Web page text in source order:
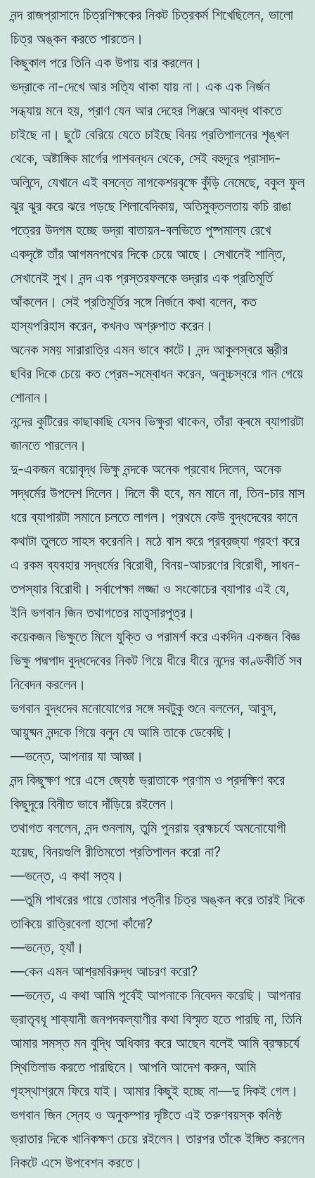
নন্দ রাজপ্রাসাদে চিত্রশিক্ষকের নিকট চিত্রকর্ম শিখেছিলেন, ভালো
চিত্র অঙ্কন করতে পারতেন।
কিছুকাল পরে তিনি এক উপায় বার করলেন।
ভদ্রাকে না-দেখে আর সত্যি থাকা যায় না। এক এক নির্জন
সন্ধ্যায় মনে হয়, প্রাণ যেন আর দেহের পিঞ্জরে আবদ্ধ থাকতে
চাইছে না। ছুটে বেরিয়ে যেতে চাইছে বিনয় প্রতিপালনের শৃঙ্খল
থেকে, অষ্টাঙ্গিক মার্গের পাশবন্ধন থেকে, সেই বহুদূরে প্রাসাদ-
অলিন্দে, যেখানে এই বসন্তে নাগকেশরবৃক্ষে কুঁড়ি নেমেছে, বকুল ফুল
ঝুর ঝুর করে ঝরে পড়ছে শিলাবেদিকায়, অতিমুক্তলতায় কচি রাঙা
পত্রের উদগম হচ্ছে ভদ্রা বাতায়ন-বলভিতে পুষ্পমাল্য রেখে
একদৃষ্টে তাঁর আগমনপথের দিকে চেয়ে আছে। সেখানেই শান্তি,
সেখানেই সুখ। নন্দ এক প্রস্তরফলকে ভদ্রার এক প্রতিমূর্তি
আঁকলেন। সেই প্রতিমূর্তির সঙ্গে নির্জনে কথা বলেন, কত
হাস্যপরিহাস করেন, কখনও অশ্রুপাত করেন।
অনেক সময় সারারাত্রি এমন ভাবে কাটে। নন্দ আকুলস্বরে স্ত্রীর
ছবির দিকে চেয়ে কত প্রেম-সম্বোধন করেন, অনুচ্চস্বরে গান গেয়ে
শোনান।
নন্দের কুটিরের কাছাকাছি যেসব ভিক্ষুরা থাকেন, তাঁরা ক্ৰমে ব্যাপারটা
জানতে পারলেন।
দু-একজন বয়োবৃদ্ধ ভিক্ষু নন্দকে অনেক প্রবোধ দিলেন, অনেক
সদ্ধর্মের উপদেশ দিলেন। দিলে কী হবে, মন মানে না, তিন-চার মাস
ধরে ব্যাপারটা সমানে চলতে লাগল। প্রথমে কেউ বুদ্ধদেবের কানে
কথাটা তুলতে সাহস করেননি। মঠে বাস করে প্রব্রজ্যা গ্রহণ করে
এ রকম ব্যবহার সদ্ধর্মের বিরোধী, বিনয়-আচরণের বিরোধী, সাধন-
তপস্যার বিরোধী। সর্বাপেক্ষা লজ্জা ও সংকোচের ব্যাপার এই যে,
ইনি ভগবান জিন তথাগতের মাতৃসারপুত্র।
কয়েকজন ভিক্ষুতে মিলে যুক্তি ও পরামর্শ করে একদিন একজন বিজ্ঞ
ভিক্ষু পদ্মপাদ বুদ্ধদেবের নিকট গিয়ে ধীরে ধীরে নন্দের কাণ্ডকীর্তি সব
নিবেদন করলেন।
ভগবান বুদ্ধদেব মনোযোগের সঙ্গে সবটুকু শুনে বললেন, আবুস,
আয়ুষ্মন নন্দকে গিয়ে বলুন যে আমি তাকে ডেকেছি।
—ভন্তে, আপনার যা আজ্ঞা।
নন্দ কিছুক্ষণ পরে এসে জ্যেষ্ঠ ভ্রাতাকে প্রণাম ও প্রদক্ষিণ করে
কিছুদূরে বিনীত ভাবে দাঁড়িয়ে রইলেন।
তথাগত বললেন, নন্দ শুনলাম, তুমি পুনরায় ব্রহ্মচর্যে অমনোযোগী
হয়েছ, বিনয়গুলি রীতিমতো প্রতিপালন করো না?
—ভন্তে, এ কথা সত্য।
—তুমি পাথরের গায়ে তোমার পত্নীর চিত্র অঙ্কন করে তারই দিকে
তাকিয়ে রাত্রিবেলা হাসো কাঁদো?
—ভন্তে, হ্যাঁ।
—কেন এমন আশ্রমবিরুদ্ধ আচরণ করো?
—ভন্তে, এ কথা আমি পূর্বেই আপনাকে নিবেদন করেছি। আপনার
ভ্রাতৃবধূ শাক্যানী জনপদকল্যাণীর কথা বিস্মৃত হতে পারছি না, তিনি
আমার সমস্ত মন বুদ্ধি অধিকার করে আছেন বলেই আমি ব্রহ্মচর্যে
স্থিতিলাভ করতে পারছিনে। আপনি আদেশ করুন, আমি
গৃহস্থাশ্রমে ফিরে যাই। আমার কিছুই হচ্ছে না—দু দিকই গেল।
ভগবান জিন স্নেহ ও অনুকম্পার দৃষ্টিতে এই তরুণবয়স্ক কনিষ্ঠ
ভ্রাতার দিকে খানিকক্ষণ চেয়ে রইলেন। তারপর তাঁকে ইঙ্গিত করলেন
নিকটে এসে উপবেশন করতে।